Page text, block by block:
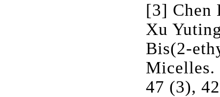
[3] Chen
Xu
Bis(2-
Micelles.
47 (3),